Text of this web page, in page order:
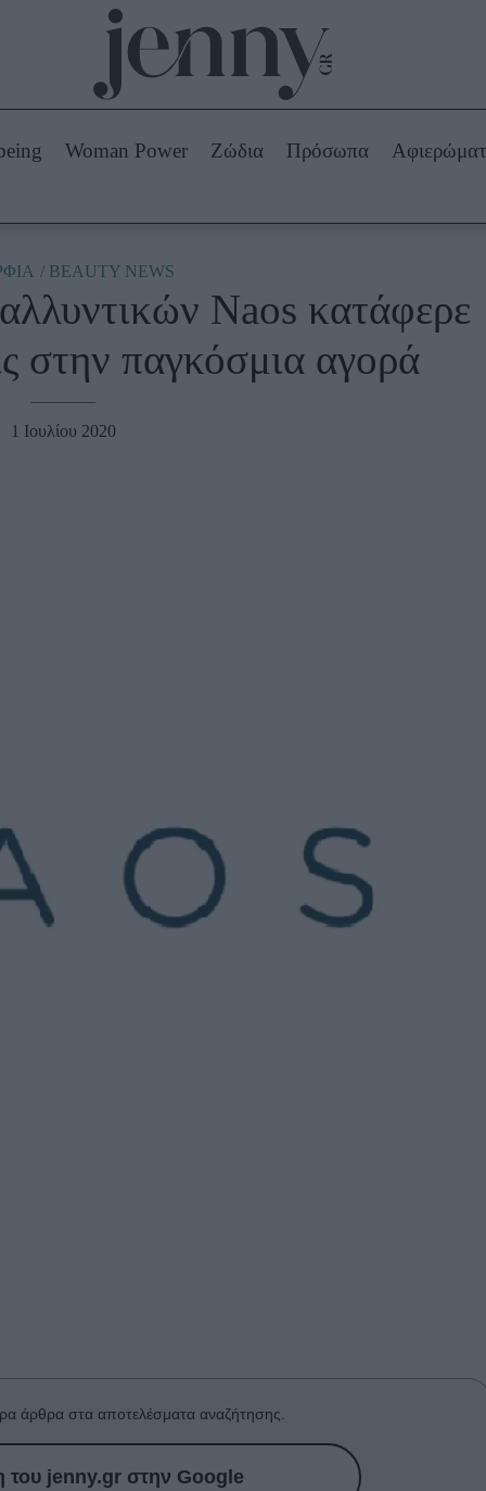
Beauty -
Ομορφιά
Skincare
Μακιγιάζ
Ζώδια
Woman Power Ζώδια Πρόσωπα
BEAUTY NEWS
Naos κατάφερε
στην παγκόσμια αγορά
1 Ιουλίου 2020
άρθρα στα αποτελέσματα αναζήτησης.
του jenny.gr στην Google